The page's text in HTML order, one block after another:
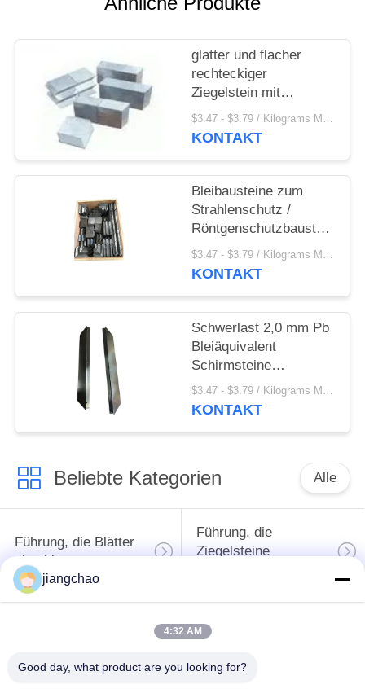
glatter und flacher
rechteckiger
Ziegelstein mit
Ineinander
greifenfunktionsform
Führungantimonlegierung
in X Ray Room
$3.47 - $3.79 / Kilograms MOQ:500 Kilogramm/Kilogramm
KONTAKT
Bleibausteine zum
Strahlenschutz /
Röntgenschutzbausteine
aus Blei
$3.47 - $3.79 / Kilograms MOQ:500 Kilogramm/Kilogramm
KONTAKT
Schwerlast 2,0 mm Pb
Bleiäquivalent
Schirmsteine
Strahlenschutz bis zu
327,5u00b0C
$3.47 - $3.79 / Kilograms MOQ:500 Kilogramm/Kilogramm
KONTAKT
Beliebte Kategorien Alle
Führung, die Blätter
abschirmt
Führung, die
Ziegelsteine
Strahlenschutz-Tür
jiangchao
4:32 AM
Good day, what product are you looking for?